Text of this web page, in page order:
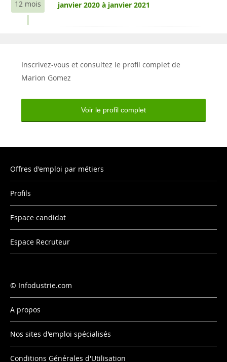
12 mois janvier 2020 à janvier 2021
Inscrivez-vous et consultez le profil complet de
Marion Gomez
Voir le profil complet
Offres d'emploi par métiers
Profils
Espace candidat
Espace Recruteur
Infodustrie.com
A propos
Nos sites d'emploi spécialisés
Conditions Générales d'Utilisation